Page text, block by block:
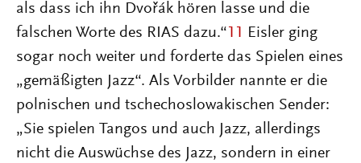
als dass ich ihn Dvořák hören lasse und die
falschen Worte des RIAS dazu.“ 11 Eisler ging
sogar noch weiter und forderte das Spielen eines
„gemäßigten Jazz“. Als Vorbilder nannte er die
polnischen und tschechoslowakischen Sender:
„Sie spielen Tangos und auch Jazz, allerdings
nicht die Auswüchse des Jazz, sondern in einer